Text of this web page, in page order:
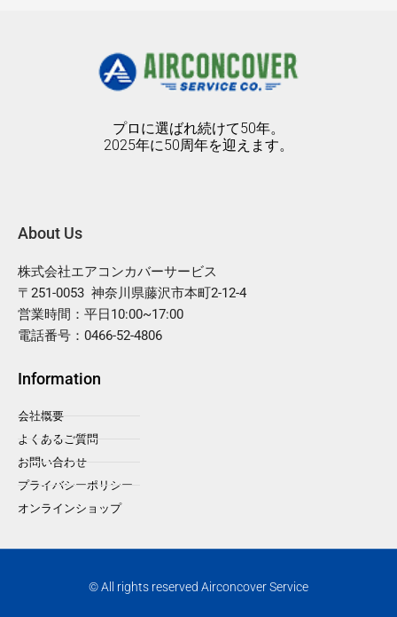
プロに選ばれ続けて50年。
2025年に50周年を迎えます。
About Us
株式会社エアコンカバーサービス
〒251-0053 神奈川県藤沢市本町2-12-4
営業時間：平日10:00~17:00
電話番号：0466-52-4806
Information
会社概要
よくあるご質問
お問い合わせ
プライバシーポリシー
オンラインショップ
© All rights reserved Airconcover Service